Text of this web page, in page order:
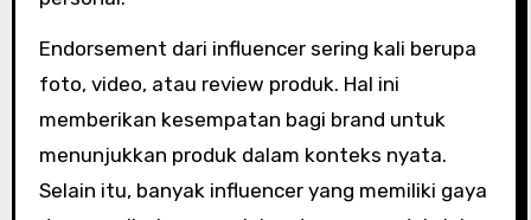
Endorsement dari influencer sering kali berupa
foto, video, atau review produk. Hal ini
memberikan kesempatan bagi brand untuk
menunjukkan produk dalam konteks nyata.
Selain itu, banyak influencer yang memiliki gaya